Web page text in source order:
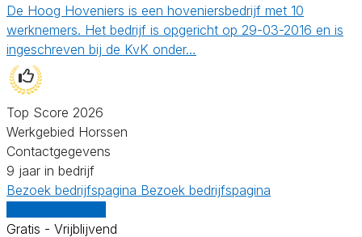
De Hoog Hoveniers is een hoveniersbedrijf met 10
werknemers. Het bedrijf is opgericht op 29-03-2016 en is
ingeschreven bij de KvK onder…
Top Score 2026
Werkgebied Horssen
Contactgegevens
9 jaar in bedrijf
Bezoek bedrijfspagina Bezoek bedrijfspagina
Gratis - Vrijblijvend